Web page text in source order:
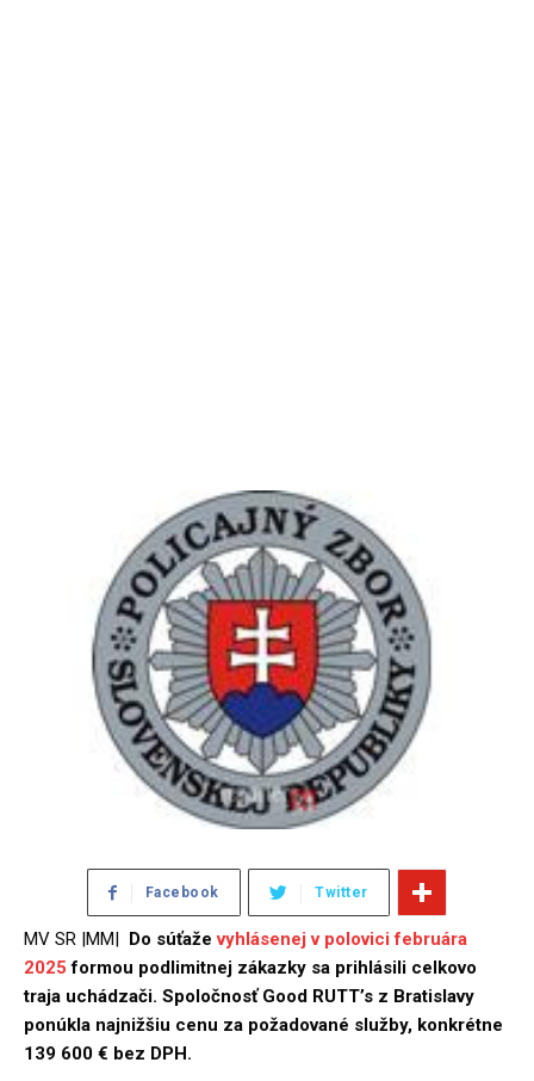
Facebook Twitter
MV SR |MM| Do súťaževyhlásenej v polovici februára
2025 formou podlimitnej zákazky sa prihlásili celkovo
traja uchádzači. Spoločnosť Good RUTT’s z Bratislavy
ponúkla najnižšiu cenu za požadované služby, konkrétne
139 600 € bez DPH.